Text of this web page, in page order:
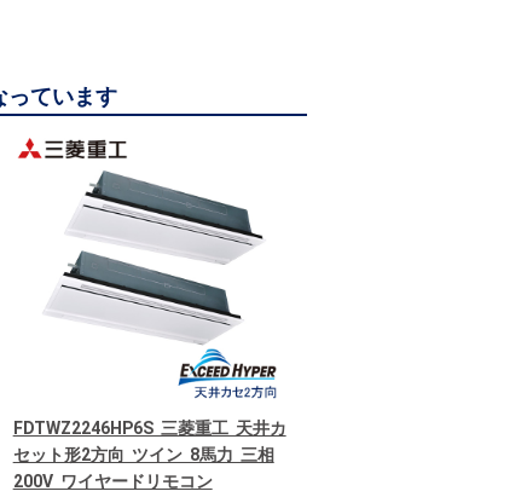
っています
FDTWZ2246HP6S 三菱重工 天井カ
セット形2方向 ツイン 8馬力 三相
200V ワイヤードリモコン